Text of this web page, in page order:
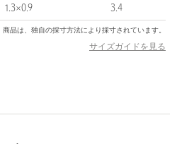
げない存在感を与えます。
いただく方のスタイルに合わせて
ランスの小さなお菓子を表現する単
1.3×0.9 3.4
商品は、独自の採寸方法により採寸されています。
サイズガイドを見る